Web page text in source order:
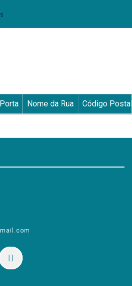
Nome da Rua Código Postal